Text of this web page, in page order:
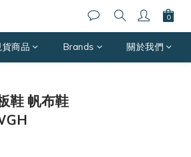
商品 Brands 關於我們
鞋 帆布鞋